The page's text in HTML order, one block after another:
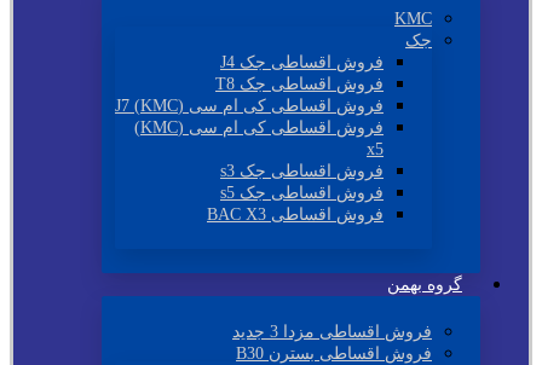
KMC
جک
فروش اقساطی جک J4
فروش اقساطی جک T8
فروش اقساطی کی ام سی (KMC) J7
فروش اقساطی کی ام سی (KMC)
x5
فروش اقساطی جک s3
فروش اقساطی جک s5
فروش اقساطی BAC X3
گروه بهمن
فروش اقساطی مزدا 3 جدید
فروش اقساطی بسترن B30